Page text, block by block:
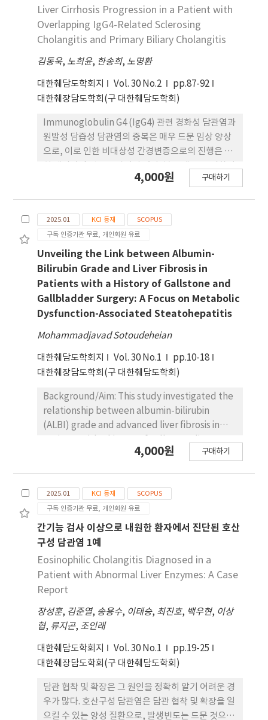
Liver Cirrhosis Progression in a Patient with
Overlapping IgG4-Related Sclerosing
Cholangitis and Primary Biliary Cholangitis
김동욱, 노희윤, 한송희, 노명환
대한췌담도학회지 Vol. 30 No.2
pp.87-92
대한췌장담도학회(구 대한췌담도학회)
Immunoglobulin G4 (IgG4) 관련 경화성 담관염과
원발성 담즙성 담관염의 중복은 매우 드문 임상 양상
으로, 이로 인한 비대상성 간경변증으로의 진행은 극
병존하며 스테로이드 포함한 치료 에도 불구하고 반
성 간경변증으로 진행한 사례이다. 기존 문헌에서도
IgG4 관련 질환과 원발성 담즙성 담관염의 중복 또는
다른 장기 침범 사례가 보고된 바 있으나
ursodeoxycholic acid와 면역 치료 병합에 반응하
였고 일부에서만 불완전한 치료 반응과 진행성 경과
를 보였다. 이러한 중복 사례에서는 간경변 진행 가능
성을 신중히 고려해야 하며, 재발성 IgG4 관련 경화
으나, 중복 질환에서의 유효성은 아직 확립되지 않아
최종적으로 간이식까지 고려해야함을 증례로서 보고
하는 바이다.
4,000원 구매하기
2025.01 KCI 등재
SCOPUS
구독 인증기관 무료, 개인회원 유료
Unveiling the Link between Albumin-
Bilirubin Grade and Liver Fibrosis in
Patients with a History of Gallstone and
Gallbladder Surgery: A Focus on Metabolic
Dysfunction-Associated Steatohepatitis
Mohammadjavad Sotoudeheian
대한췌담도학회지 Vol. 30 No.1
pp.10-18
대한췌장담도학회(구 대한췌담도학회)
Background/Aim: This study investigated the
relationship between albumin-bilirubin
(ALBI) grade and advanced liver fibrosis in
and cholecystectomy, focusing on those
(MASH) using the acMASH algorithm.
Methods: Data from 566 subjects in the
National Health and Nutrition Examination
Survey 2017-2020 dataset were analyzed.
MASH and advanced fibrosis (AF) were
determined using acMASH and acFibroMASH
algorithms, respectively. Liver stiffness
measurement (LSM), ALBI grade, and other
fibrosis indices were evaluated. Results: Of
566 subjects, 13 (2.3%) were diagnosed with
subjects showed significantly higher LSM
values compared to non-MASH subjects
(p=0.032). ALBI grade demonstrated weak
positive correlations with LSM, FIB- 4, and
acFibroMASH in non-MASH subjects. The
4,000원 구매하기
2025.01 KCI 등재
SCOPUS
구독 인증기관 무료, 개인회원 유료
간기능 검사 이상으로 내원한 환자에서 진단된 호산
구성 담관염 1예
Eosinophilic Cholangitis Diagnosed in a
Patient with Abnormal Liver Enzymes: A Case
Report
장성훈, 김준열, 송용수, 이태승, 최진호, 백우현, 이상
협, 류지곤, 조인래
대한췌담도학회지 Vol. 30 No.1
pp.19-25
대한췌장담도학회(구 대한췌담도학회)
담관 협착 및 확장은 그 원인을 정확히 알기 어려운 경
우가 많다. 호산구성 담관염은 담관 협착 및 확장을 일
으킬 수 있는 양성 질환으로, 발생빈도는 드문 것으로